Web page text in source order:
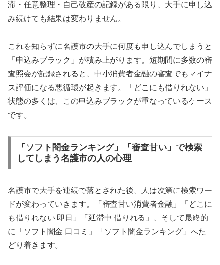
滞・任意整理・自己破産の記録がある限り、大手に申し込
み続けても結果は変わりません。
これを知らずに名護市の大手に何度も申し込んでしまうと
「申込みブラック」が積み上がります。短期間に多数の審
査照会が記録されると、中小消費者金融の審査でもマイナ
ス評価になる悪循環が起きます。「どこにも借りれない」
状態の多くは、この申込みブラックが重なっているケース
です。
「ソフト闇金ランキング」「審査甘い」で検索
してしまう名護市の人の心理
名護市で大手を連続で落とされた後、人は次第に検索ワー
ドが変わっていきます。「審査甘い消費者金融」「どこに
も借りれない 即日」「延滞中 借りれる」、そして最終的
に「ソフト闇金 口コミ」「ソフト闇金ランキング」へた
どり着きます。